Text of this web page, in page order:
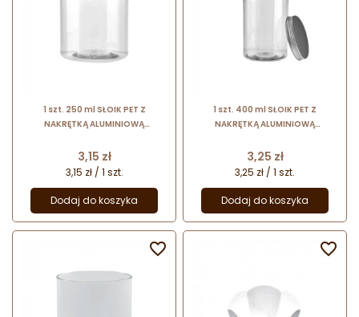
1 szt. 250 ml SŁOIK PET Z
NAKRĘTKĄ ALUMINIOWĄ
serwowania deserów w słoiku
Cena
3,15 zł
3,15 zł / 1 szt.
Dodaj do koszyka
1 szt. 400 ml SŁOIK PET Z
NAKRĘTKĄ ALUMINIOWĄ
serwowania deserów w słoiku
Cena
3,25 zł
3,25 zł / 1 szt.
Dodaj do koszyka
 